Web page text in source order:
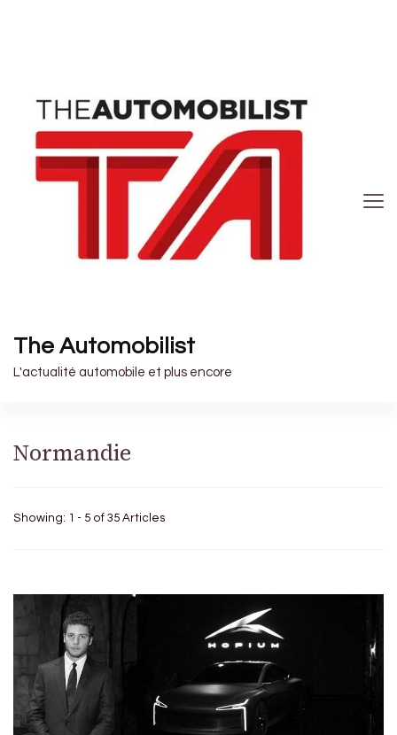
The Automobilist
L'actualité automobile et plus encore
Normandie
Showing: 1 - 5 of 35 Articles